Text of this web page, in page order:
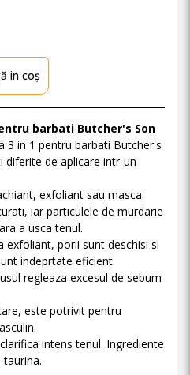
in coș
barbati Butcher's Son
3 in 1 pentru barbati Butcher's
diferite de aplicare intr-un
exfoliant sau masca.
iar particulele de murdarie
a usca tenul.
exfoliant, porii sunt deschisi si
indeprtate eficient.
regleaza excesul de sebum
este potrivit pentru
intens tenul. Ingrediente
taurina.